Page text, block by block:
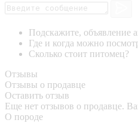
Подскажите, объявление
Где и когда можно
Сколько стоит питомец?
Отзывы
Отзывы о продавце
Оставить отзыв
Еще нет отзывов о продавце.
О породе